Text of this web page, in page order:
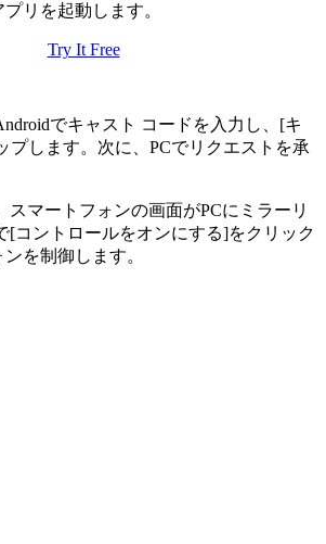
リを起動します。
Try It Free
でキャスト コードを入力し、[キ
プします。次に、PCでリクエストを承
スマートフォンの画面がPCにミラーリ
[コントロールをオンにする]をクリック
を制御します。